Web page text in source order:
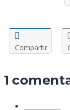
Compartir
1